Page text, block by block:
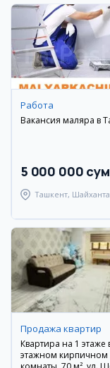
Работа
Вакансия маляра в
5 000 000 сум
Ташкент,
Продажа квартир
Квартира на 1 этаже
этажном кирпичном